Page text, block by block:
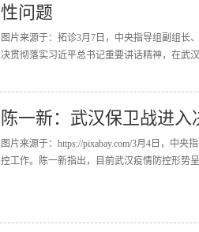
性问题
图片来源于：拓诊3月7日，中央指导组副组长
决贯彻落实习近平总书记重要讲话精神，在武
陈一新：武汉保卫战进
图片来源于：https://pixabay.com/3月4日，中
控工作。陈一新指出，目前武汉疫情防控形势